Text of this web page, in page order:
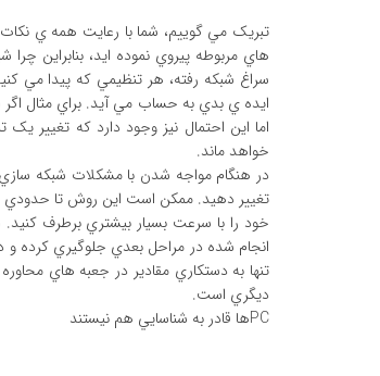
تبريک مي گوييم، شما با رعايت همه ي نکات
هاي مربوطه پيروي نموده ايد، بنابراين
سراغ شبکه رفته، هر تنظيمي که پيدا مي
اما اين احتمال نيز وجود دارد که تغيير
خواهد ماند.
در هنگام مواجه شدن با مشکلات شبکه
تغيير دهيد. ممکن است اين روش تا حدودي
خود را با سرعت بسيار بيشتري برطرف کنيد.
انجام شده در مراحل بعدي جلوگيري کرده و
تنها به دستکاري مقادير در جعبه هاي
ديگري است.
PCها قادر به شناسايي هم نيستند